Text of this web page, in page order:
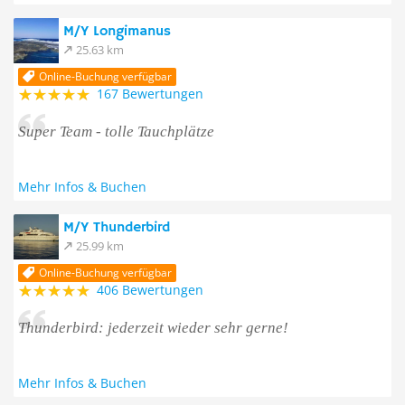
M/Y Longimanus
25.63 km
Online-Buchung verfügbar
167 Bewertungen
Super Team - tolle Tauchplätze
Mehr Infos & Buchen
M/Y Thunderbird
25.99 km
Online-Buchung verfügbar
406 Bewertungen
Thunderbird: jederzeit wieder sehr gerne!
Mehr Infos & Buchen